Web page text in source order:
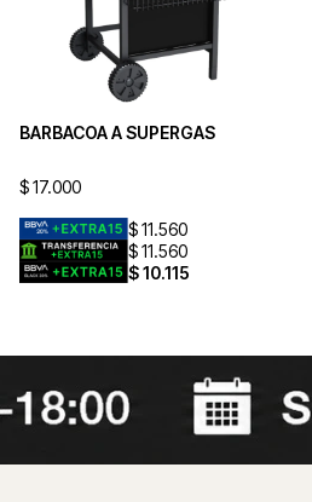
BARBACOA A SUPERGAS
$17.000
$11.560
$11.560
$10.115